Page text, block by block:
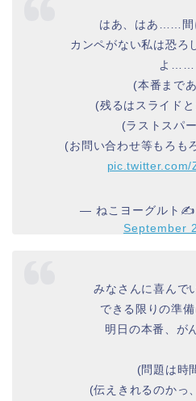
はあ、はあ……間
カンペがない私は恐ろ
よ……
(本番まで
(残るはスライド
(ラストスパ
(お問い合わせ等もろも
pic.twitter.com/
— ねこヨーグルト
September
みなさんに喜んで
できる限りの準備
明日の本番、が
(問題は時
(伝えきれるのかっ